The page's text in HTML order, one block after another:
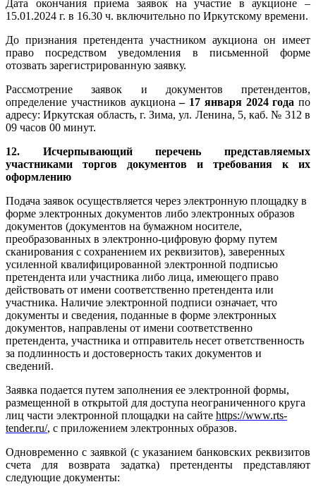
Дата окончания приема заявок на участие в аукционе –
15.01.2024 г. в 16.30 ч. включительно по Иркутскому времени.
До признания претендента участником аукциона он имеет
право посредством уведомления в письменной форме
отозвать зарегистрированную заявку.
Рассмотрение заявок и документов претендентов,
определение участников аукциона– 17 января 2024 года по
адресу: Иркутская область, г. Зима, ул. Ленина, 5, каб. № 312 в
09 часов 00 минут.
12. Исчерпывающий перечень представляемых
участниками торгов документов и требования к их
оформлению
Подача заявок осуществляется через электронную площадку в
форме электронных документов либо электронных образов
документов (документов на бумажном носителе,
преобразованных в электронно-цифровую форму путем
сканирования с сохранением их реквизитов), заверенных
усиленной квалифицированной электронной подписью
претендента или участника либо лица, имеющего право
действовать от имени соответственно претендента или
участника. Наличие электронной подписи означает, что
документы и сведения, поданные в форме электронных
документов, направлены от имени соответственно
претендента, участника и отправитель несет ответственность
за подлинность и достоверность таких документов и
сведений.
Заявка подается путем заполнения ее электронной формы,
размещенной в открытой для доступа неограниченного круга
лиц части электронной площадки на сайте https://www.rts-
tender.ru/, с приложением электронных образов.
Одновременно с заявкой (с указанием банковских реквизитов
счета для возврата задатка) претенденты представляют
следующие документы: